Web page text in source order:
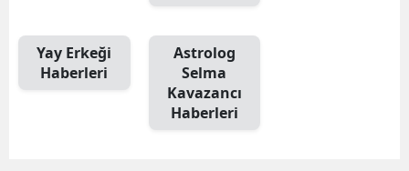
Yay Erkeği
Haberleri
Astrolog
Selma
Kavazancı
Haberleri